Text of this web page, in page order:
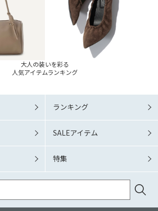
大人の装いを彩る
人気アイテムランキング
ランキング
SALEアイテム
特集